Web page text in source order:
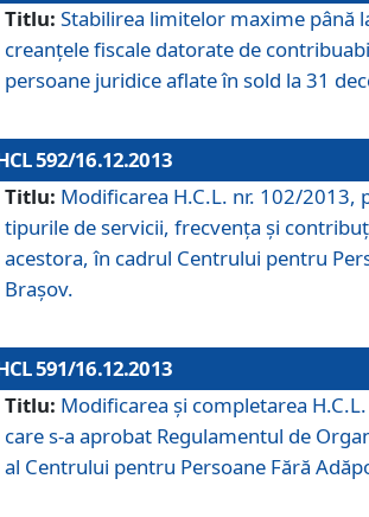
Titlu: Stabilirea limitelor maxime până
creanţele fiscale datorate de
persoane juridice aflate în sold la 31
592/16.12.2013
Titlu: Modificarea H.C.L. nr. 102/2013,
tipurile de servicii, frecvenţa şi
acestora, în cadrul Centrului pentru
Braşov.
591/16.12.2013
Titlu: Modificarea şi completarea
care s-a aprobat Regulamentul de
al Centrului pentru Persoane Fără